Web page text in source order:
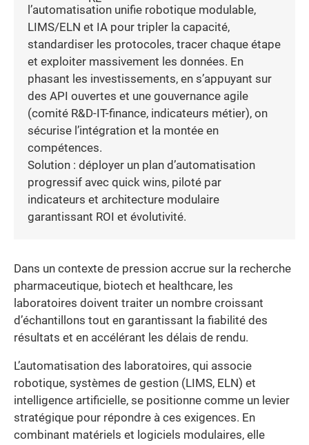
l’automatisation unifie robotique modulable,
LIMS/ELN et IA pour tripler la capacité,
standardiser les protocoles, tracer chaque étape
et exploiter massivement les données. En
phasant les investissements, en s’appuyant sur
des API ouvertes et une gouvernance agile
(comité R&D-IT-finance, indicateurs métier), on
sécurise l’intégration et la montée en
compétences.
Solution : déployer un plan d’automatisation
progressif avec quick wins, piloté par
indicateurs et architecture modulaire
garantissant ROI et évolutivité.
Dans un contexte de pression accrue sur la recherche
pharmaceutique, biotech et healthcare, les
laboratoires doivent traiter un nombre croissant
d’échantillons tout en garantissant la fiabilité des
résultats et en accélérant les délais de rendu.
L’automatisation des laboratoires, qui associe
robotique, systèmes de gestion (LIMS, ELN) et
intelligence artificielle, se positionne comme un levier
stratégique pour répondre à ces exigences. En
combinant matériels et logiciels modulaires, elle